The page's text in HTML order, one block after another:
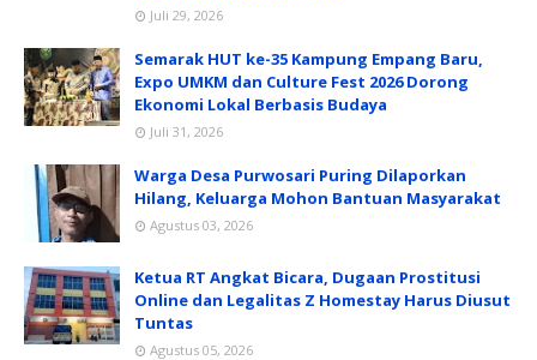
Juli 29, 2026
Semarak HUT ke-35 Kampung Empang Baru,
Expo UMKM dan Culture Fest 2026 Dorong
Ekonomi Lokal Berbasis Budaya
Juli 31, 2026
Warga Desa Purwosari Puring Dilaporkan
Hilang, Keluarga Mohon Bantuan Masyarakat
Agustus 03, 2026
Ketua RT Angkat Bicara, Dugaan Prostitusi
Online dan Legalitas Z Homestay Harus Diusut
Tuntas
Agustus 05, 2026